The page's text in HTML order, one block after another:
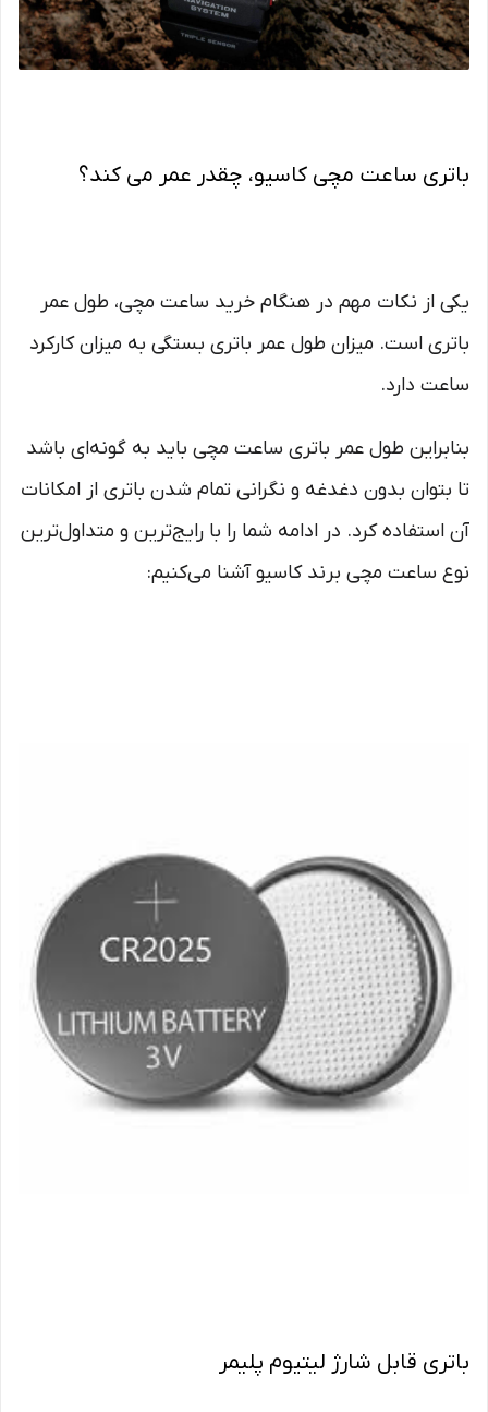
باتری ساعت مچی کاسیو، چقدر عمر می‌ کند؟
یکی از نکات مهم در هنگام خرید ساعت مچی، طول عمر
باتری است. میزان طول عمر باتری بستگی به میزان کارکرد
ساعت دارد.
بنابراین طول عمر باتری ساعت مچی باید به گونه‌ای باشد
تا بتوان بدون دغدغه و نگرانی تمام شدن باتری از امکانات
آن استفاده کرد. در ادامه شما را با رایج‌ترین و متداول‌ترین
نوع ساعت مچی برند کاسیو آشنا می‌کنیم:
باتری قابل شارژ لیتیوم پلیمر